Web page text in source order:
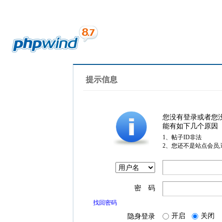
提示信息
您没有登录或者您
能有如下几个原因
1、帖子ID非法
2、您还不是站点会员
密 码
找回密码
隐身登录 开启 关闭